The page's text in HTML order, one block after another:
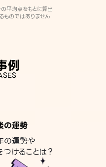
平均点をもとに算出
ものではありません
例
の運勢
の運勢や
つけることは？